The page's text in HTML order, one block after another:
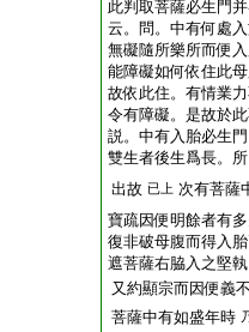
此判取菩薩必生門
云。問。中有何處
無礙隨所樂所而便
能障礙如何依住此
故依此住。有情業
令有障礙。是故於
説。中有入胎必生
雙生者後生爲長。
出故 已上 次有菩薩
寶疏因便明餘者有
復非破母腹而得入
遮菩薩右脇入之堅
又約顯宗而因便義
菩薩中有如盛年時